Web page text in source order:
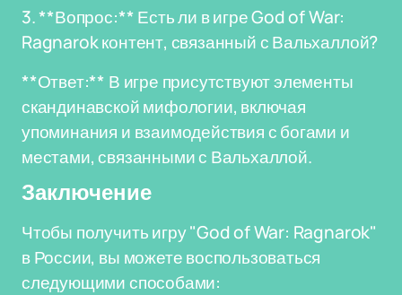
3. **Вопрос:** Есть ли в игре God of War:
Ragnarok контент, связанный с Вальхаллой?
**Ответ:** В игре присутствуют элементы
скандинавской мифологии, включая
упоминания и взаимодействия с богами и
местами, связанными с Вальхаллой.
Заключение
Чтобы получить игру "God of War: Ragnarok"
в России, вы можете воспользоваться
следующими способами: